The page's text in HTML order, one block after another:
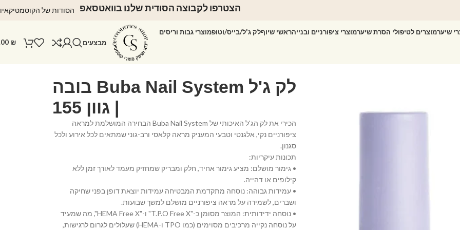
הצטרפו לקבוצה הסודית שלנו בוואטסאפ הסודות של
שיערמוצרים לטיפולי הסרת שיערמוצרי ציפורניים ובנייהראשי שיוףלק ג'ל/בייס/וטופמוצרי גבות וריסים
מבצעים ₪
לק ג'ל Buba Nail System בובה
| גוון 155
הכירי את לק הג'ל האיכותי של Buba Nail System הבחירה המושלמת למראה
ציפורניים נקי, אלגנטי וטבעי המעניק מראה קלאסי ורב-גוני שמתאים לכל אירוע ולכל
סגנון.
תכונות עיקריות:
• גימור מושלם: מציע גימור אחיד, חלק ומבריק שמחזיק מעמד לאורך זמן ללא
קילופים או דהייה.
• עמידות גבוהה: נוסחה מתקדמת המבטיחה עמידות יוצאת דופן בפני שחיקה
ושברים, לשמירה על מראה ציפורניים מושלם למשך שבועות.
• נוסחה ידידותית: המוצר מסומן כ-"T.P.O Free X" ו-"HEMA Free X", מה שמעיד
על נוסחה נקייה מרכיבים מסוימים (כמו TPO ו-HEMA) שעלולים לגרום לרגישות,